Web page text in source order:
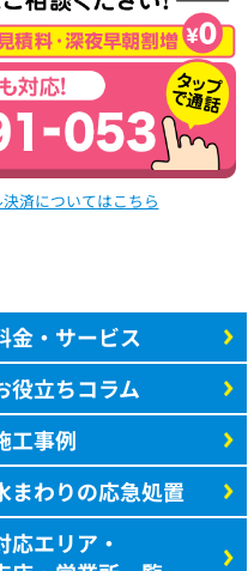
済についてはこちら
金・サービス
役立ちコラム
工事例
まわりの応急処置
応エリア・